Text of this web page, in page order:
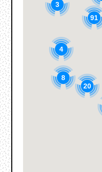
20
8
91
4
3